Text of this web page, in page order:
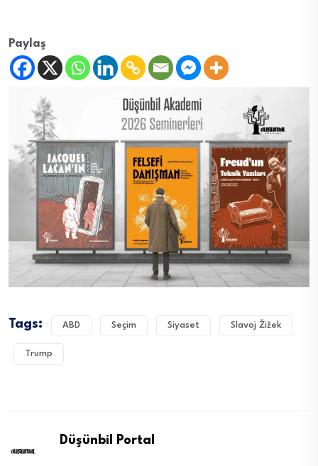
Paylaş
Tags: ABD Seçim Siyaset Slavoj Žižek
Trump
Düşünbil Portal